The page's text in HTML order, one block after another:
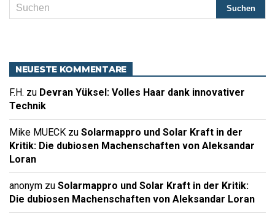
NEUESTE KOMMENTARE
F.H. zu Devran Yüksel: Volles Haar dank innovativer
Technik
Mike MUECK zu Solarmappro und Solar Kraft in der
Kritik: Die dubiosen Machenschaften von Aleksandar
Loran
anonym zu Solarmappro und Solar Kraft in der Kritik:
Die dubiosen Machenschaften von Aleksandar Loran